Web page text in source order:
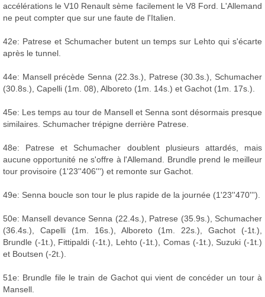
accélérations le V10 Renault sème facilement le V8 Ford. L'Allemand
ne peut compter que sur une faute de l'Italien.
42e: Patrese et Schumacher butent un temps sur Lehto qui s'écarte
après le tunnel.
44e: Mansell précède Senna (22.3s.), Patrese (30.3s.), Schumacher
(30.8s.), Capelli (1m. 08), Alboreto (1m. 14s.) et Gachot (1m. 17s.).
45e: Les temps au tour de Mansell et Senna sont désormais presque
similaires. Schumacher trépigne derrière Patrese.
48e: Patrese et Schumacher doublent plusieurs attardés, mais
aucune opportunité ne s'offre à l'Allemand. Brundle prend le meilleur
tour provisoire (1'23''406''') et remonte sur Gachot.
49e: Senna boucle son tour le plus rapide de la journée (1'23''470''').
50e: Mansell devance Senna (22.4s.), Patrese (35.9s.), Schumacher
(36.4s.), Capelli (1m. 16s.), Alboreto (1m. 22s.), Gachot (-1t.),
Brundle (-1t.), Fittipaldi (-1t.), Lehto (-1t.), Comas (-1t.), Suzuki (-1t.)
et Boutsen (-2t.).
51e: Brundle file le train de Gachot qui vient de concéder un tour à
Mansell.